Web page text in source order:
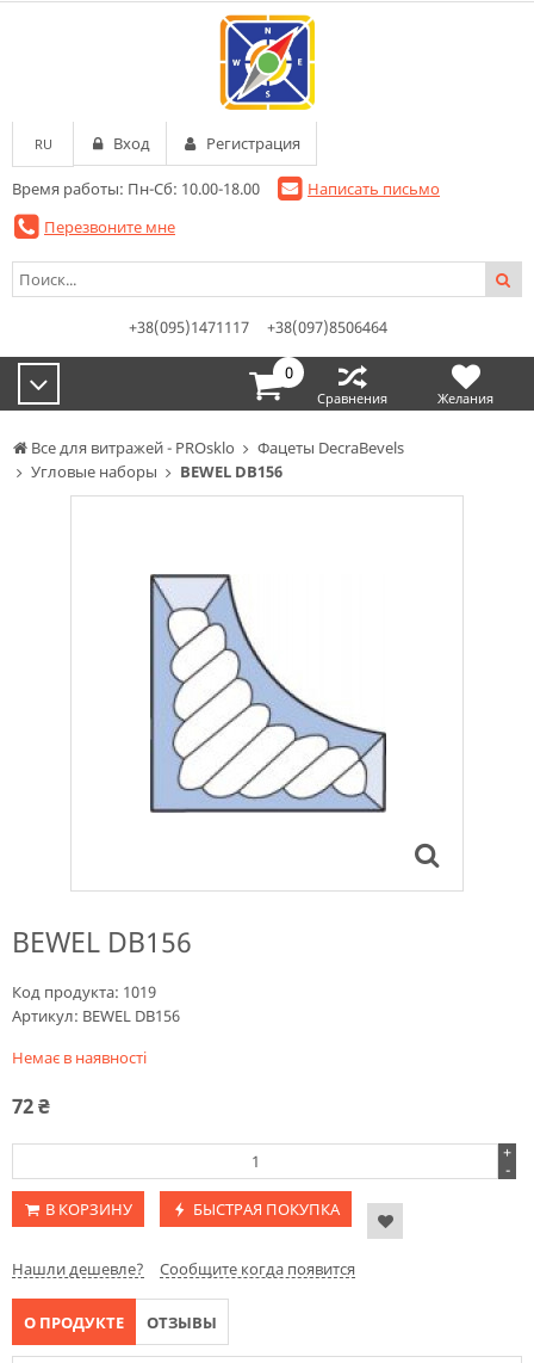
Все для витражей - PROsklo
Фацеты DecraBevels
Угловые наборы
BEWEL DB156
BEWEL DB156
Код продукта: 1019
Артикул: BEWEL DB156
Немає в наявності
72₴
+
-
В КОРЗИНУ
БЫСТРАЯ ПОКУПКА
Нашли дешевле? Сообщите когда появится
О ПРОДУКТЕ ОТЗЫВЫ
Время работы: Пн-Сб: 10.00-18.00
Написать письмо
Перезвоните мне
RU Вход Регистрация
+38(095)1471117 +38(097)8506464
0
Сравнения Желания